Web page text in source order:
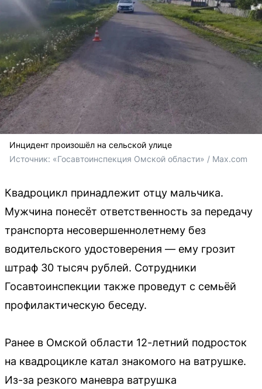
Инцидент произошёл на сельской улице
Источник: «Госавтоинспекция Омской области» / Max.com
Квадроцикл принадлежит отцу мальчика.
Мужчина понесёт ответственность за передачу
транспорта несовершеннолетнему без
водительского удостоверения — ему грозит
штраф 30 тысяч рублей. Сотрудники
Госавтоинспекции также проведут с семьёй
профилактическую беседу.
Ранее в Омской области 12-летний подросток
на квадроцикле катал знакомого на ватрушке.
Из-за резкого маневра ватрушка